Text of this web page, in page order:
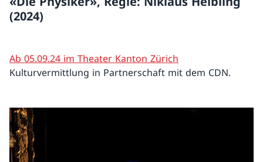
(2024)
Ab 05.09.24 im Theater Kanton Zürich
Kulturvermittlung in Partnerschaft mit dem CDN.